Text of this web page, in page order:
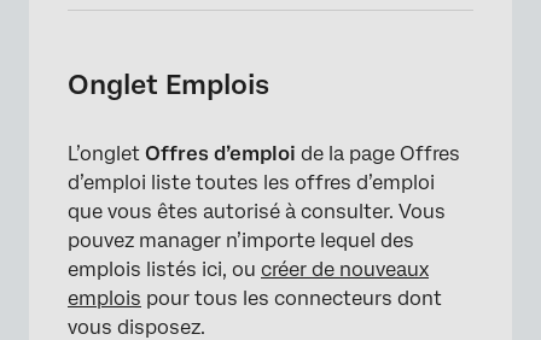
Onglet Emplois
L’onglet Offres d’emploi de la page Offres
d’emploi liste toutes les offres d’emploi
que vous êtes autorisé à consulter. Vous
pouvez manager n’importe lequel des
emplois listés ici, ou créer de nouveaux
emplois pour tous les connecteurs dont
vous disposez.